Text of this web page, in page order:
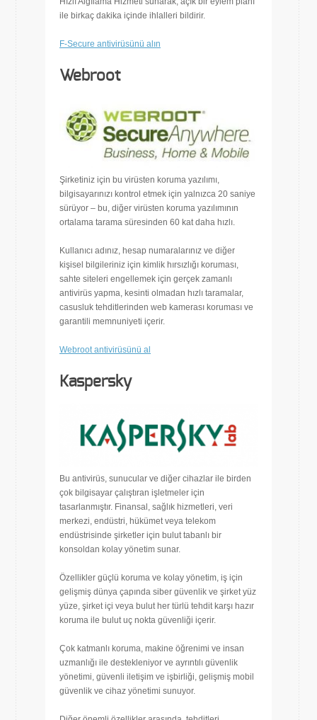
ile birkaç dakika içinde ihlalleri bildirir.
F-Secure antivirüsünü alın
Webroot
Şirketiniz için bu virüsten koruma yazılımı,
bilgisayarınızı kontrol etmek için yalnızca 20 saniye
sürüyor – bu, diğer virüsten koruma yazılımının
ortalama tarama süresinden 60 kat daha hızlı.
Kullanıcı adınız, hesap numaralarınız ve diğer
kişisel bilgileriniz için kimlik hırsızlığı koruması,
sahte siteleri engellemek için gerçek zamanlı
antivirüs yapma, kesinti olmadan hızlı taramalar,
casusluk tehditlerinden web kamerası koruması ve
garantili memnuniyeti içerir.
Webroot antivirüsünü al
Kaspersky
Bu antivirüs, sunucular ve diğer cihazlar ile birden
çok bilgisayar çalıştıran işletmeler için
tasarlanmıştır. Finansal, sağlık hizmetleri, veri
merkezi, endüstri, hükümet veya telekom
endüstrisinde şirketler için bulut tabanlı bir
konsoldan kolay yönetim sunar.
Özellikler güçlü koruma ve kolay yönetim, iş için
gelişmiş dünya çapında siber güvenlik ve şirket yüz
yüze, şirket içi veya bulut her türlü tehdit karşı hazır
koruma ile bulut uç nokta güvenliği içerir.
Çok katmanlı koruma, makine öğrenimi ve insan
uzmanlığı ile destekleniyor ve ayrıntılı güvenlik
yönetimi, güvenli iletişim ve işbirliği, gelişmiş mobil
güvenlik ve cihaz yönetimi sunuyor.